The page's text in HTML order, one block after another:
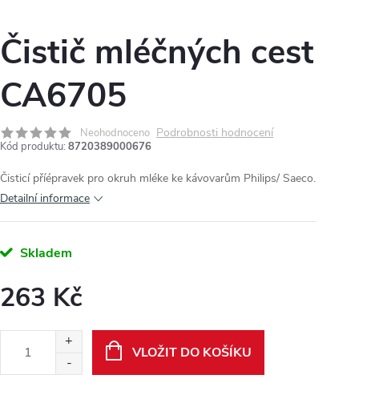
Čistič mléčných cest
CA6705
Neohodnoceno Podrobnosti hodnocení
Kód produktu: 8720389000676
Čisticí příépravek pro okruh mléke ke kávovarům Philips/ Saeco.
Detailní informace
Skladem
263 Kč
VLOŽIT DO KOŠÍKU